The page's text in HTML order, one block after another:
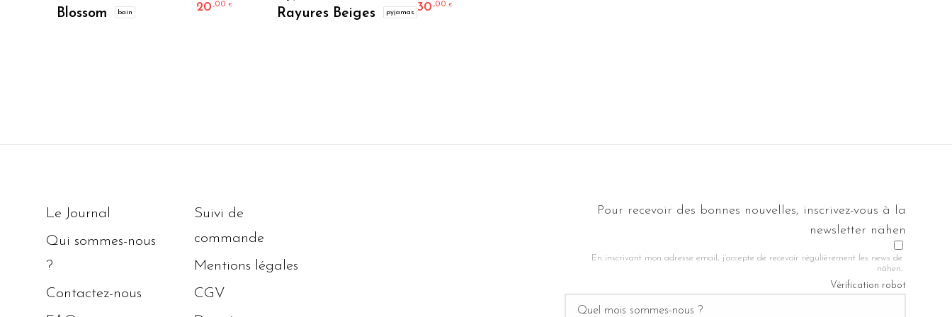
Blossom
bain
20 ,00 €
Le prix actuel est : 20,00 €.
Rayures Beiges
pyjamas 30 ,00 €
Le Journal
Qui sommes-nous
?
Contactez-nous
Suivi de
commande
Mentions légales
CGV
Pour recevoir des bonnes nouvelles, inscrivez-vous à la
newsletter nähen
En inscrivant mon adresse email, j’accepte de recevoir régulièrement les news de
nähen.
Vérification robot